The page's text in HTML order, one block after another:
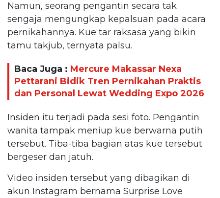
Namun, seorang pengantin secara tak
sengaja mengungkap kepalsuan pada acara
pernikahannya. Kue tar raksasa yang bikin
tamu takjub, ternyata palsu.
Baca Juga : Mercure Makassar Nexa
Pettarani Bidik Tren Pernikahan Praktis
dan Personal Lewat Wedding Expo 2026
Insiden itu terjadi pada sesi foto. Pengantin
wanita tampak meniup kue berwarna putih
tersebut. Tiba-tiba bagian atas kue tersebut
bergeser dan jatuh.
Video insiden tersebut yang dibagikan di
akun Instagram bernama Surprise Love